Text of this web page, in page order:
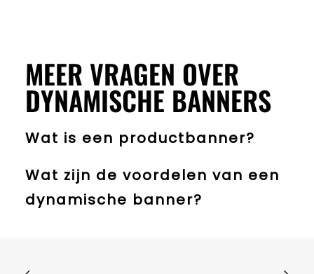
MEER VRAGEN OVER
DYNAMISCHE BANNERS
Wat is een productbanner?
Wat zijn de voordelen van een
dynamische banner?